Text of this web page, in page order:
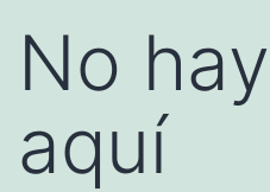
No
aquí